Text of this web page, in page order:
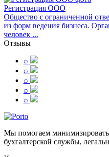
Регистрация ООО
Общество с ограниченной
из форм ведения бизнеса.
человек ...
Отзывы
⌕
⌕
⌕
⌕
⌕
Мы помогаем
бухгалтерской службы,